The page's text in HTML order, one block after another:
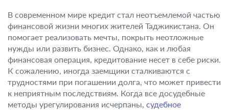
В современном мире кредит стал неотъемлемой частью
финансовой жизни многих жителей Таджикистана. Он
помогает реализовать мечты, покрыть неотложные
нужды или развить бизнес. Однако, как и любая
финансовая операция, кредитование несет в себе риски.
К сожалению, иногда заемщики сталкиваются с
трудностями при погашении долга, что может привести
к неприятным последствиям. Когда все досудебные
методы урегулирования исчерпаны, судебное